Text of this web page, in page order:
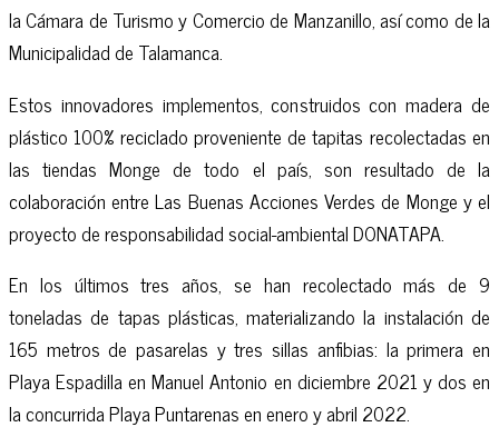
la Cámara de Turismo y Comercio de Manzanillo, así como de la
Municipalidad de Talamanca.
Estos innovadores implementos, construidos con madera de
plástico 100% reciclado proveniente de tapitas recolectadas en
las tiendas Monge de todo el país, son resultado de la
colaboración entre Las Buenas Acciones Verdes de Monge y el
proyecto de responsabilidad social-ambiental DONATAPA.
En los últimos tres años, se han recolectado más de 9
toneladas de tapas plásticas, materializando la instalación de
165 metros de pasarelas y tres sillas anfibias: la primera en
Playa Espadilla en Manuel Antonio en diciembre 2021 y dos en
la concurrida Playa Puntarenas en enero y abril 2022.